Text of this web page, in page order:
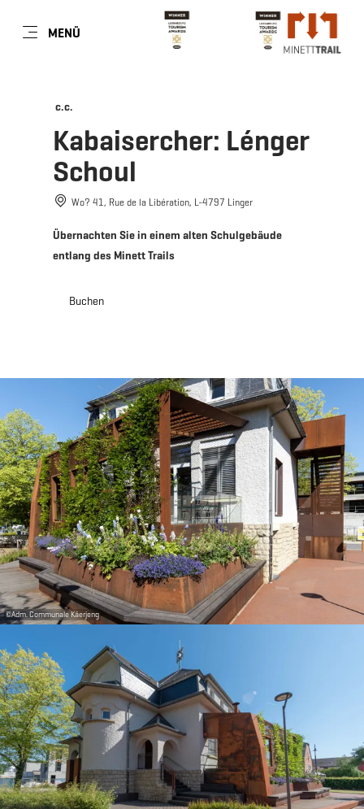
MENÜ
DE
c.c.
Kabaisercher: Lénger
Schoul
Wo? 41, Rue de la Libération, L-4797 Linger
Übernachten Sie in einem alten Schulgebäude
entlang des Minett Trails
Buchen
©Adm. Communale Käerjeng